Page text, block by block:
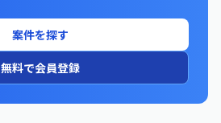
案件を探す
無料で会員登録